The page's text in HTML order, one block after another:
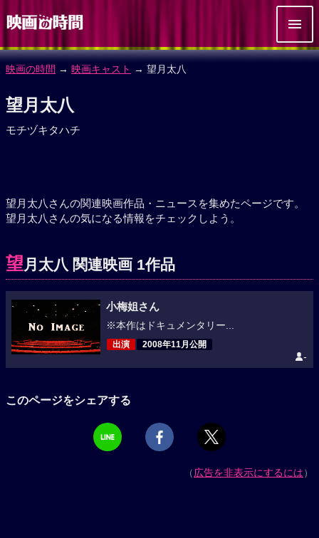
映画の時間 → 映画キャスト → 望月太八
望月太八
モチヅキタハチ
望月太八さんの関連映画作品・ニュースを集めたページです。
望月太八さんの気になる情報をチェックしよう。
望 月太八 関連映画 1作品
小梅姐さん
※本作はドキュメンタリー...
出演 2008年11月公開
-
このページをシェアする
（広告を非表示にするには）